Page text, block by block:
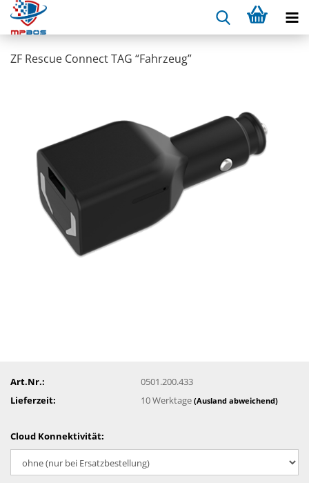
ZF Res­cue Con­nect TAG “Fahr­zeug”
Art.Nr.:
0501.200.433
Lieferzeit:
10 Werktage(Ausland abweichend)
Cloud Konnektivität: